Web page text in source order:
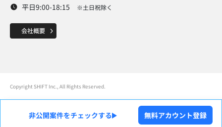
平日9:00-18:15
※土日祝除く
Copyright SHIFT Inc., All Rights Reserved.
非公開案件をチェックする 無料アカウント登録